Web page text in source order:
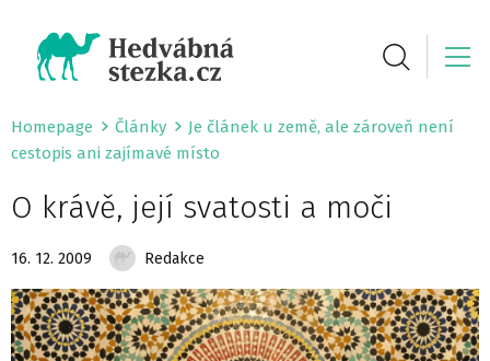
Homepage Články
Je článek u země, ale zároveň není
cestopis ani zajímavé místo
O krávě, její svatosti a moči
16. 12. 2009 Redakce